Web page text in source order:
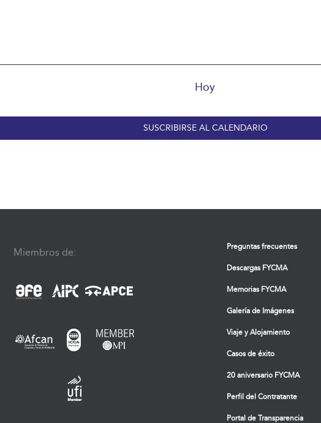
Hoy
SUSCRIBIRSE AL CALENDARIO
Miembros de: Preguntas frecuentes
Descargas FYCMA
Memorias FYCMA
Galería de Imágenes
Viaje y Alojamiento
Casos de éxito
20 aniversario FYCMA
Perfil del Contratante
Portal de Transparencia